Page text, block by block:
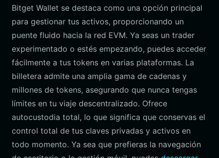
Bitget Wallet se destaca como una opción principal
para gestionar tus activos, proporcionando un
puente fluido hacia la red EVM. Ya seas un trader
experimentado o estés empezando, puedes acceder
fácilmente a tus tokens en varias plataformas. La
billetera admite una amplia gama de cadenas y
millones de tokens, asegurando que nunca tengas
límites en tu viaje descentralizado. Ofrece
autocustodia total, lo que significa que conservas el
control total de tus claves privadas y activos en
todo momento. Ya sea que prefieras la navegación